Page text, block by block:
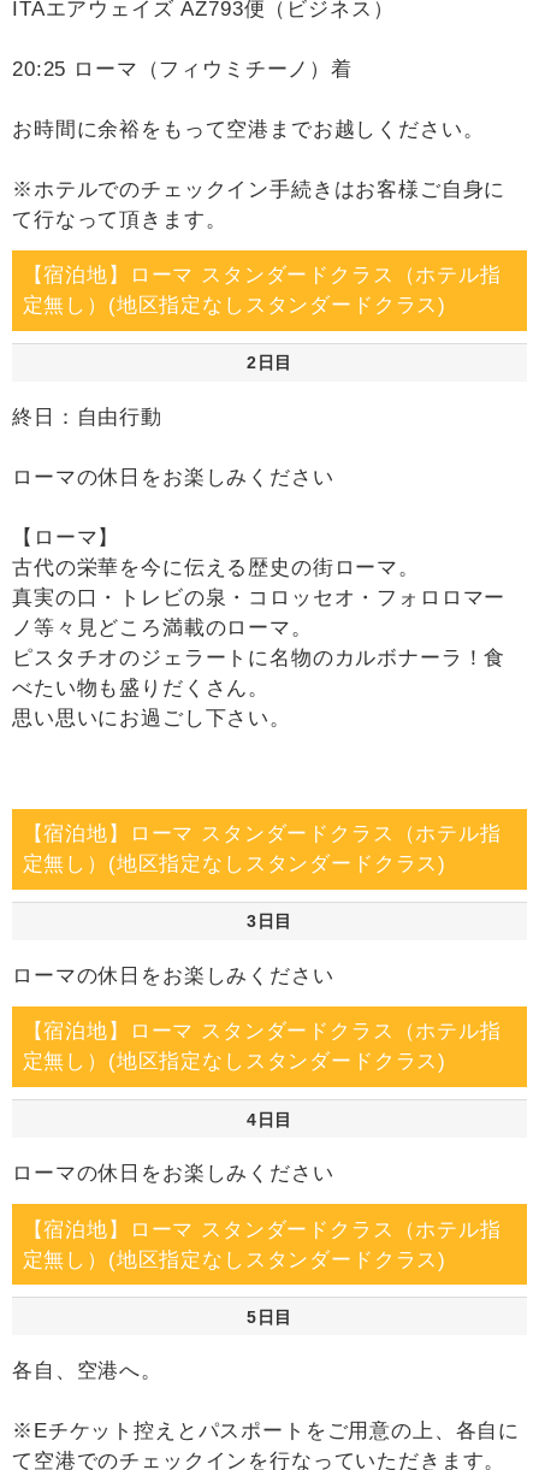
ITAエアウェイズ AZ793便（ビジネス）
20:25 ローマ（フィウミチーノ）着
お時間に余裕をもって空港までお越しください。
※ホテルでのチェックイン手続きはお客様ご自身に
て行なって頂きます。
【宿泊地】ローマ スタンダードクラス（ホテル指
定無し）(地区指定なしスタンダードクラス)
2日目
終日：自由行動
ローマの休日をお楽しみください
【ローマ】
古代の栄華を今に伝える歴史の街ローマ。
真実の口・トレビの泉・コロッセオ・フォロロマー
ノ等々見どころ満載のローマ。
ピスタチオのジェラートに名物のカルボナーラ！食
べたい物も盛りだくさん。
思い思いにお過ごし下さい。
【宿泊地】ローマ スタンダードクラス（ホテル指
定無し）(地区指定なしスタンダードクラス)
3日目
ローマの休日をお楽しみください
【宿泊地】ローマ スタンダードクラス（ホテル指
定無し）(地区指定なしスタンダードクラス)
4日目
ローマの休日をお楽しみください
【宿泊地】ローマ スタンダードクラス（ホテル指
定無し）(地区指定なしスタンダードクラス)
5日目
各自、空港へ。
※Eチケット控えとパスポートをご用意の上、各自に
て空港でのチェックインを行なっていただきます。